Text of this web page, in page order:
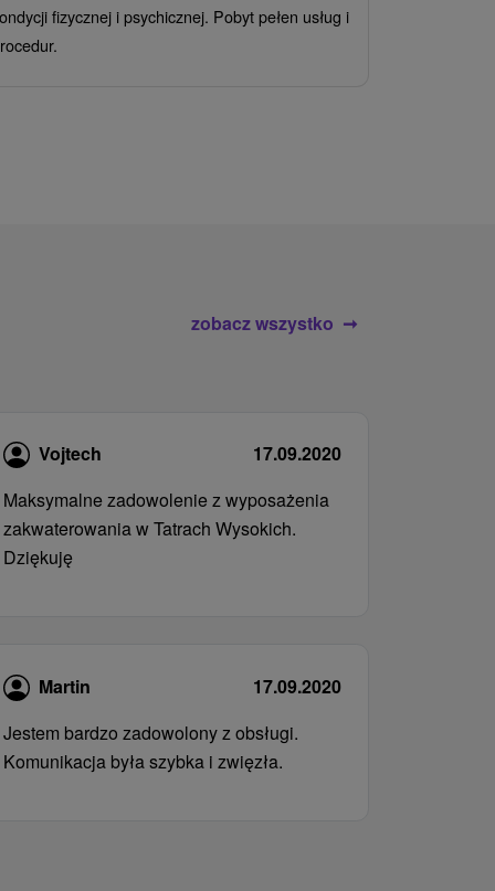
fizycznej i psychicznej. Pobyt pełen usług i
zobacz wszystko
Vojtech
17.09.2020
Maksymalne zadowolenie z wyposażenia
zakwaterowania w Tatrach Wysokich.
Dziękuję
Martin
17.09.2020
Jestem bardzo zadowolony z obsługi.
Komunikacja była szybka i zwięzła.